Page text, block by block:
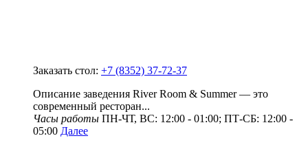
Заказать стол: +7 (8352) 37-72-37
Описание заведения River Room & Summer — это
современный ресторан...
Часы работы ПН-ЧТ, ВС: 12:00 - 01:00; ПТ-СБ: 12:00 -
05:00 Далее